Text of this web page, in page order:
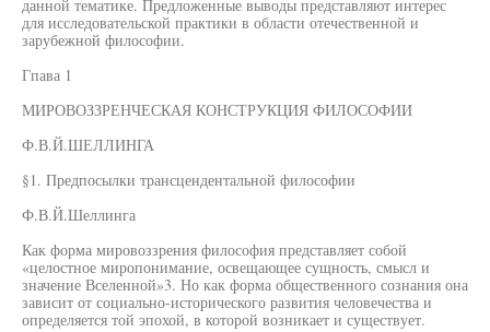
данной тематике. Предложенные выводы представляют интерес
для исследовательской практики в области отечественной и
зарубежной философии.
Гпава 1
МИРОВОЗЗРЕНЧЕСКАЯ КОНСТРУКЦИЯ ФИЛОСОФИИ
Ф.В.Й.ШЕЛЛИНГА
§1. Предпосылки трансцендентальной философии
Ф.В.Й.Шеллинга
Как форма мировоззрения философия представляет собой
«целостное миропонимание, освещающее сущность, смысл и
значение Вселенной»3. Но как форма общественного сознания она
зависит от социально-исторического развития человечества и
определяется той эпохой, в которой возникает и существует.